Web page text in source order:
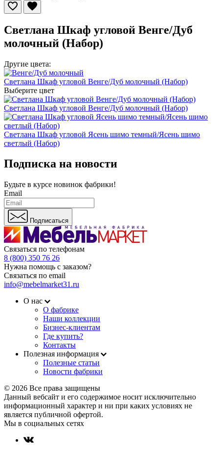
Светлана Шкаф угловой Венге/Дуб
молочный (Набор)
Другие цвета:
Светлана Шкаф угловой Венге/Дуб молочный (Набор)
Выберите цвет
Светлана Шкаф угловой Венге/Дуб молочный (Набор)
Светлана Шкаф угловой Ясень шимо темный/Ясень шимо
светлый (Набор)
Подписка на новости
Будьте в курсе новинок фабрики!
Email
Подписаться
Связаться по телефонам
8 (800) 350 76 26
Нужна помощь с заказом?
Связаться по email
info@mebelmarket31.ru
О нас
О фабрике
Наши коллекции
Бизнес-клиентам
Где купить?
Контакты
Полезная информация
Полезные статьи
Новости фабрики
© 2026 Все права защищены
Данный вебсайт и его содержимое носит исключительно
информационный характер и ни при каких условиях не
является публичной офертой.
Мы в социальных сетях